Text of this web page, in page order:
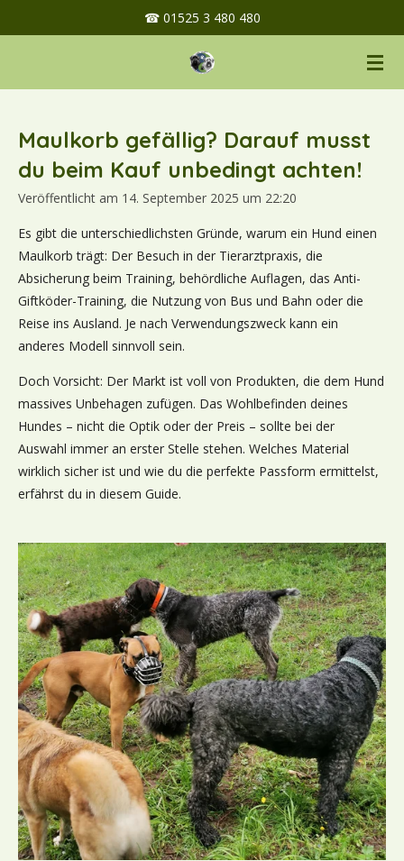
☎ 01525 3 480 480
Maulkorb gefällig? Darauf musst
du beim Kauf unbedingt achten!
Veröffentlicht am 14. September 2025 um 22:20
Es gibt die unterschiedlichsten Gründe, warum ein Hund einen
Maulkorb trägt: Der Besuch in der Tierarztpraxis, die
Absicherung beim Training, behördliche Auflagen, das Anti-
Giftköder-Training, die Nutzung von Bus und Bahn oder die
Reise ins Ausland. Je nach Verwendungszweck kann ein
anderes Modell sinnvoll sein.
Doch Vorsicht: Der Markt ist voll von Produkten, die dem Hund
massives Unbehagen zufügen. Das Wohlbefinden deines
Hundes – nicht die Optik oder der Preis – sollte bei der
Auswahl immer an erster Stelle stehen. Welches Material
wirklich sicher ist und wie du die perfekte Passform ermittelst,
erfährst du in diesem Guide.